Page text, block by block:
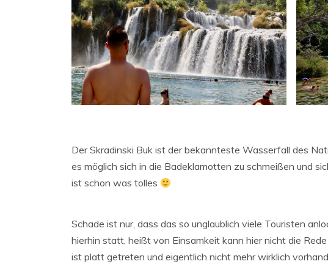
Der Skradinski Buk ist der bekannteste Wasserfall des
es möglich sich in die Badeklamotten zu schmeißen und
ist schon was tolles
Schade ist nur, dass das so unglaublich viele Touristen
hierhin statt, heißt von Einsamkeit kann hier nicht die
ist platt getreten und eigentlich nicht mehr wirklich